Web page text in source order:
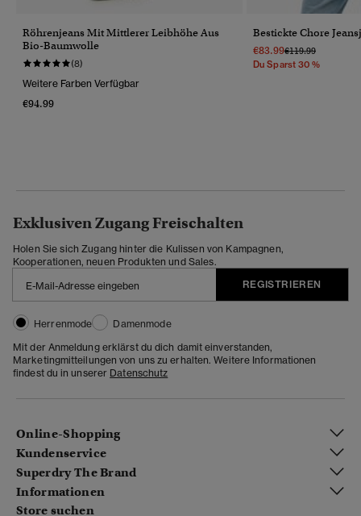
Röhrenjeans Mit Mittlerer Leibhöhe Aus
Bio-Baumwolle
(8)
Weitere Farben Verfügbar
€94.99
Bestickte Chore
€83.99Preis Wurde
€119.99Bis
Du Sparst 30 %
Exklusiven Zugang Freischalten
Holen Sie sich Zugang hinter die Kulissen von Kampagnen,
Kooperationen, neuen Produkten und Sales.
REGISTRIEREN
Herrenmode
Damenmode
Mit der Anmeldung erklärst du dich damit einverstanden,
Marketingmitteilungen von uns zu erhalten. Weitere Informationen
findest du in unserer Datenschutz
Online-Shopping
Kundenservice
Superdry The Brand
Informationen
Store suchen